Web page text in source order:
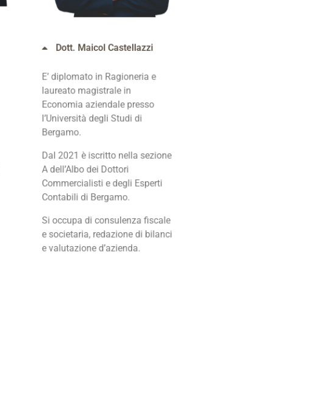
Dott. Maicol Castellazzi
E’ diplomato in Ragioneria e
laureato magistrale in
Economia aziendale presso
l’Università degli Studi di
Bergamo.
Dal 2021 è iscritto nella sezione
A dell’Albo dei Dottori
Commercialisti e degli Esperti
Contabili di Bergamo.
Si occupa di consulenza fiscale
e societaria, redazione di bilanci
e valutazione d’azienda.